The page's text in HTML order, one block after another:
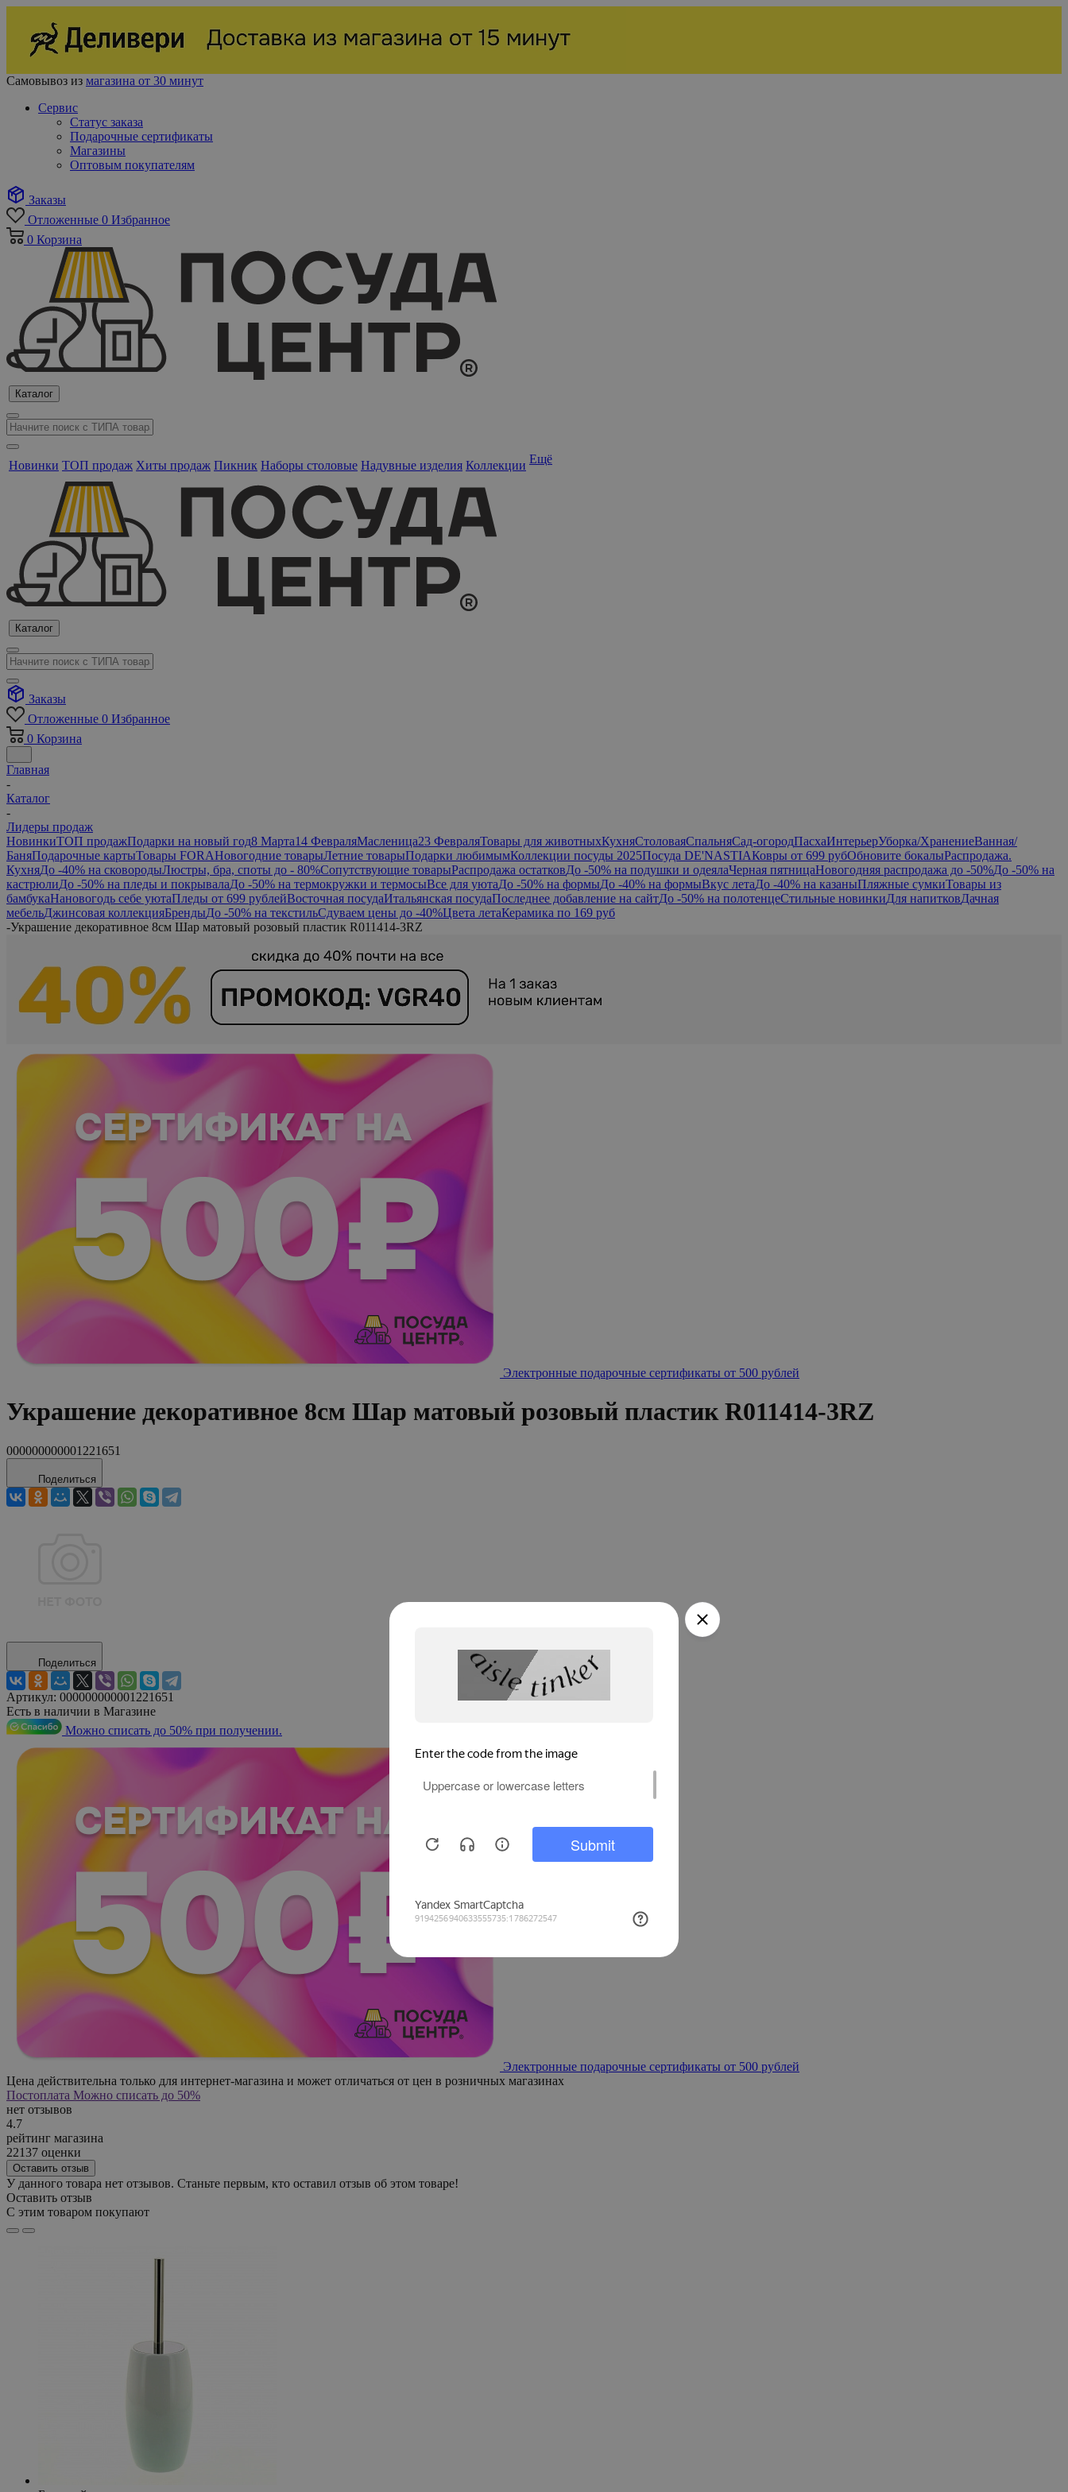
Самовывоз из магазина от 30 минут
Сервис
Статус заказа
Подарочные сертификаты
Магазины
Оптовым покупателям
Заказы
Отложенные 0 Избранное
0 Корзина
Каталог
Новинки ТОП продаж Хиты продаж Пикник Наборы столовые Надувные изделия Коллекции Ещё
Каталог
Заказы
Отложенные 0 Избранное
0 Корзина
Главная
-
Каталог
-
Лидеры продаж
НовинкиТОП продажПодарки на новый год8 Марта14 ФевраляМасленица23 ФевраляТовары для животныхКухняСтоловаяСпальняСад-огородПасхаИнтерьерУборка/ХранениеВанная/
БаняПодарочные картыТовары FORAНовогодние товарыЛетние товарыПодарки любимымКоллекции посуды 2025Посуда DE'NASTIAКовры от 699 рубОбновите бокалыРаспродажа.
КухняДо -40% на сковородыЛюстры, бра, споты до - 80%Сопутствующие товарыРаспродажа остатковДо -50% на подушки и одеялаЧерная пятницаНовогодняя распродажа до -50%До -50% на
кастрюлиДо -50% на пледы и покрывалаДо -50% на термокружки и термосыВсе для уютаДо -50% на формыДо -40% на формыВкус летаДо -40% на казаныПляжные сумкиТовары из
бамбукаНановогодь себе уютаПледы от 699 рублейВосточная посудаИтальянская посудаПоследнее добавление на сайтДо -50% на полотенцеСтильные новинкиДля напитковДачная
мебельДжинсовая коллекцияБрендыДо -50% на текстильСдуваем цены до -40%Цвета летаКерамика по 169 руб
-Украшение декоративное 8см Шар матовый розовый пластик R011414-3RZ
Электронные подарочные сертификаты от 500 рублей
Украшение декоративное 8см Шар матовый розовый пластик R011414-3RZ
000000000001221651
Поделиться
Поделиться
Артикул: 000000000001221651
Есть в наличии в Магазине
Можно списать до 50% при получении.
Электронные подарочные сертификаты от 500 рублей
Цена действительна только для интернет-магазина и может отличаться от цен в розничных магазинах
Постоплата Можно списать до 50%
нет отзывов
4.7
рейтинг магазина
22137 оценки
Оставить отзыв
У данного товара нет отзывов. Станьте первым, кто оставил отзыв об этом товаре!
Оставить отзыв
С этим товаром покупают